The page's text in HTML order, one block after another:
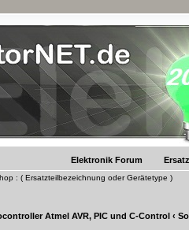
Elektronik Forum
: ( Ersatzteilbezeichnung oder Gerätetype )
Atmel AVR, PIC und C-Control ‹